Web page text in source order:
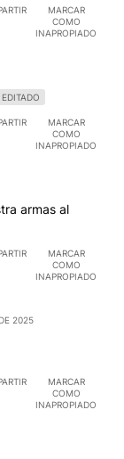
MARCAR
COMO
INAPROPIADO
EDITADO
MARCAR
COMO
INAPROPIADO
armas al
MARCAR
COMO
INAPROPIADO
2025
MARCAR
COMO
INAPROPIADO